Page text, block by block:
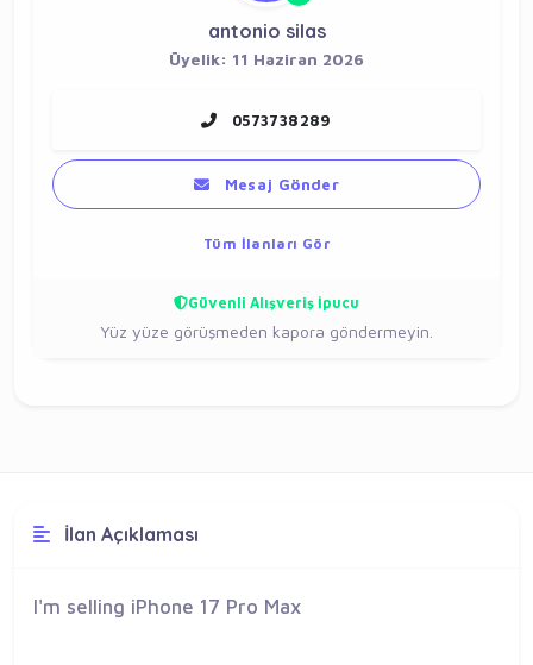
antonio silas
Üyelik: 11 Haziran 2026
0573738289
Mesaj Gönder
Tüm İlanları Gör
Güvenli Alışveriş İpucu
Yüz yüze görüşmeden kapora göndermeyin.
İlan Açıklaması
I'm selling iPhone 17 Pro Max